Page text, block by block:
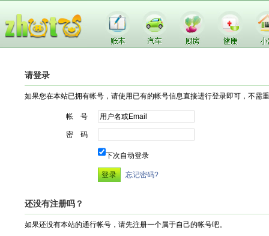
请登录
如果您在本站已拥有帐号，请使用已有的帐号信息直接进行登录即可，不需
帐 号
密 码
下次自动登录
忘记密码?
还没有注册吗？
如果还没有本站的通行帐号，请先注册一个属于自己的帐号吧。